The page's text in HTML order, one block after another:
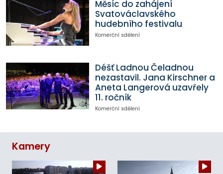
Měsíc do zahájení
Svatováclavského
hudebního festivalu
Komerční sdělení
Déšť Ladnou Čeladnou
nezastavil. Jana Kirschner a
Aneta Langerová uzavřely
11. ročník
Komerční sdělení
Kamery